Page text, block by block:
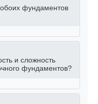
фундаментов
и сложность
фундаментов?